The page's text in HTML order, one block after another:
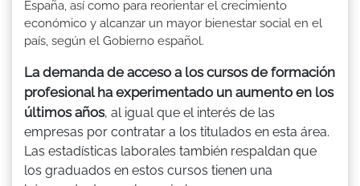
España, así como para reorientar el crecimiento
económico y alcanzar un mayor bienestar social en el
país, según el Gobierno español.
La demanda de acceso a los cursos de formación
profesional ha experimentado un aumento en los
últimos años, al igual que el interés de las
empresas por contratar a los titulados en esta área.
Las estadísticas laborales también respaldan que
los graduados en estos cursos tienen una